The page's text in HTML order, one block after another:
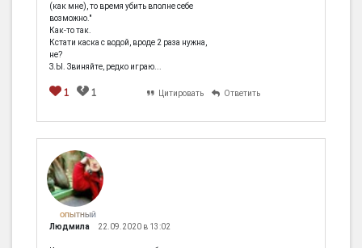
(как мне), то время убить вполне себе
возможно."
Как-то так.
Кстати каска с водой, вроде 2 раза нужна,
не?
З.Ы. Звиняйте, редко играю...
1 1 Цитировать Ответить
ОПЫТНЫЙ
Людмила 22.09.2020 в 13:02